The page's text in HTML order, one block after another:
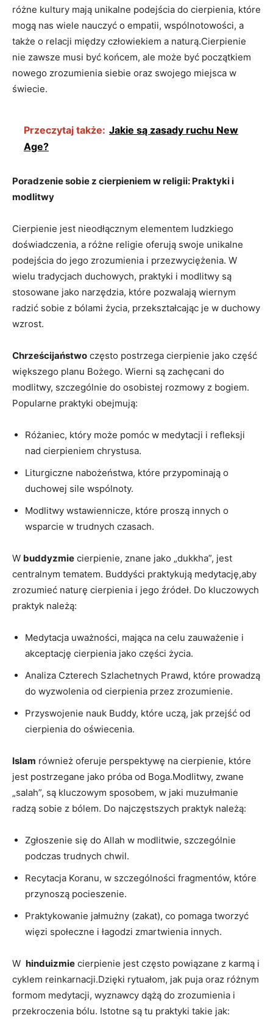
różne⁤ kultury ​mają unikalne podejścia do cierpienia,⁤ które
mogą nas wiele nauczyć o empatii, wspólnotowości, a
także o relacji między‍ człowiekiem a ⁢naturą.Cierpienie
nie zawsze musi być⁢ końcem, ‍ale może być początkiem
nowego ‌zrozumienia⁢ siebie ​oraz swojego miejsca ⁢w
świecie.
Przeczytaj także: Jakie są zasady ruchu New
Age?
Poradzenie⁣ sobie⁣ z cierpieniem w religii: ​Praktyki i
modlitwy
Cierpienie jest nieodłącznym⁢ elementem ludzkiego
doświadczenia, a różne religie ⁢oferują‍ swoje unikalne
podejścia‍ do ​jego zrozumienia i ​przezwyciężenia. W
wielu tradycjach duchowych, praktyki ⁣i ⁤modlitwy są
stosowane jako narzędzia, które pozwalają wiernym
⁤radzić sobie z bólami życia, przekształcając​ je w duchowy
wzrost.
Chrześcijaństwo często postrzega cierpienie jako część
większego⁤ planu Bożego. Wierni są⁣ zachęcani do
⁤modlitwy, szczególnie do osobistej⁣ rozmowy z bogiem.
Popularne ⁣praktyki obejmują:
Różaniec, który może pomóc​ w medytacji i refleksji​
nad ⁤cierpieniem chrystusa.
Liturgiczne nabożeństwa, które przypominają o
duchowej sile wspólnoty.
Modlitwy ‌wstawiennicze, które proszą innych o
wsparcie w trudnych czasach.
W buddyzmie cierpienie, znane jako „dukkha”,⁣ jest
centralnym tematem. Buddyści ​praktykują medytację,aby
zrozumieć⁣ naturę cierpienia i jego źródeł. ⁤Do‍ kluczowych​
praktyk należą:
Medytacja ‍uważności,⁣ mająca na celu zauważenie i
akceptację ‌cierpienia jako części życia.
Analiza Czterech Szlachetnych Prawd, które‌ prowadzą
do wyzwolenia od cierpienia przez zrozumienie.
Przyswojenie nauk Buddy,⁢ które ‌uczą, jak ⁣przejść od
cierpienia do oświecenia.
Islam również oferuje perspektywę na​ cierpienie, które
jest postrzegane ​jako próba od Boga.Modlitwy, zwane
„salah”, są‍ kluczowym sposobem, w ⁢jaki ⁢muzułmanie
radzą sobie z bólem. Do najczęstszych praktyk należą:
Zgłoszenie się do ​Allah w modlitwie, szczególnie
podczas trudnych ⁣chwil.
Recytacja Koranu, ​w szczególności fragmentów, które
przynoszą pocieszenie.
Praktykowanie ⁢jałmużny ‍(zakat), co pomaga tworzyć
więzi społeczne ⁣i łagodzi zmartwienia innych.
W ⁣ hinduizmie cierpienie jest często ⁣powiązane z ‍karmą i
cyklem reinkarnacji.Dzięki rytuałom, jak puja oraz ⁤różnym
formom medytacji, wyznawcy dążą do zrozumienia i
przekroczenia bólu. Istotne są tu praktyki takie jak: